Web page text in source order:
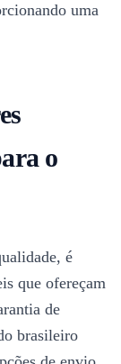
uma
o
é
que ofereçam
de
brasileiro